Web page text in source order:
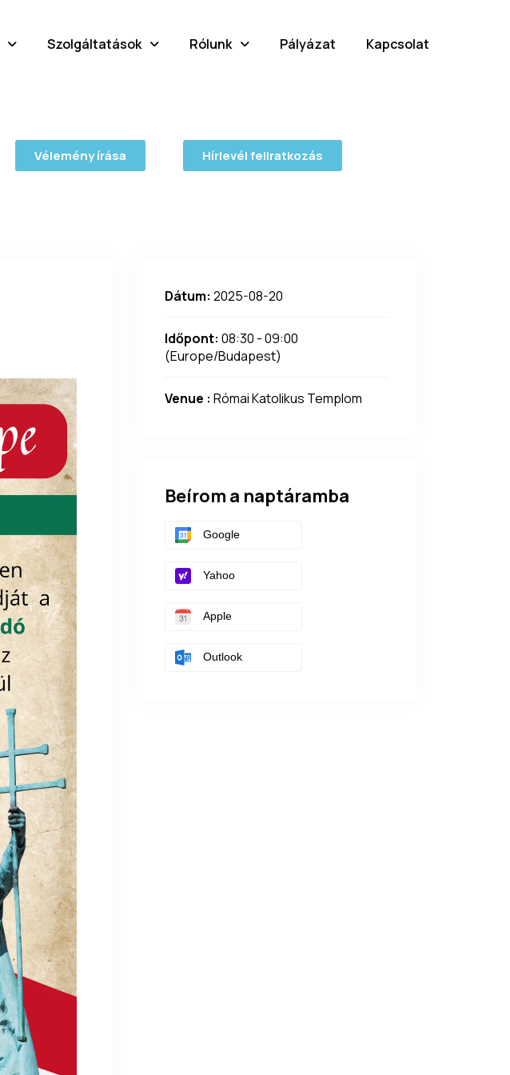
Szolgáltatások Rólunk Pályázat Kapcsolat
Vélemény írása Hírlevél feliratkozás
Dátum: 2025-08-20
Időpont: 08:30 - 09:00
(Europe/Budapest)
Venue : Római Katolikus Templom
Beírom a naptáramba
Google
Yahoo
Apple
Outlook